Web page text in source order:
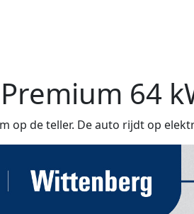
Premium 64
op de teller. De auto rijdt op